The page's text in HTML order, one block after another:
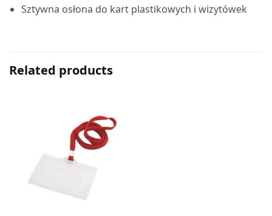
Sztywna osłona do kart plastikowych i wizytówek
Related products